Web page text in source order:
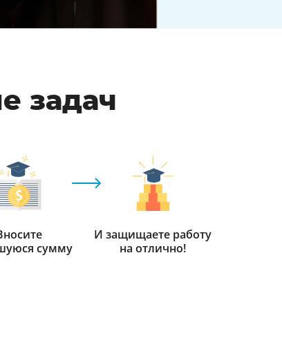
задач
сумму
И защищаете работу
на отлично!